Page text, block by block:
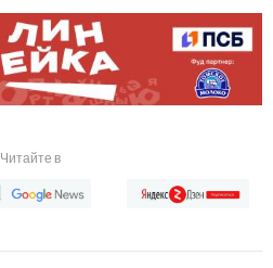
Читайте в